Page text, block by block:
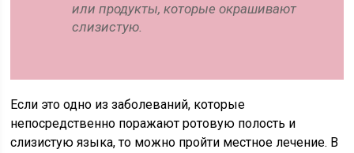
или продукты, которые окрашивают
слизистую.
Если это одно из заболеваний, которые
непосредственно поражают ротовую полость и
слизистую языка, то можно пройти местное лечение. В